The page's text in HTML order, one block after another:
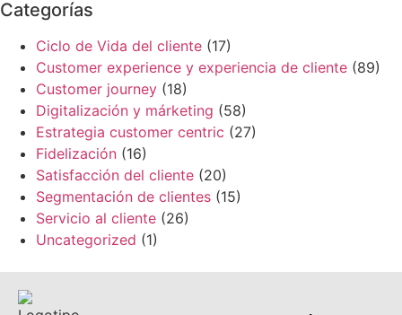
Categorías
Ciclo de Vida del cliente (17)
Customer experience y experiencia de cliente (89)
Customer journey (18)
Digitalización y márketing (58)
Estrategia customer centric (27)
Fidelización (16)
Satisfacción del cliente (20)
Segmentación de clientes (15)
Servicio al cliente (26)
Uncategorized (1)